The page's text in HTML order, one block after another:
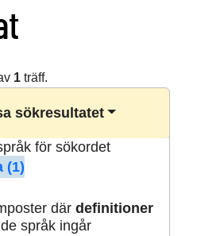
1träff.
sökresultatet
för sökordet
(1)
där definitioner
språk ingår